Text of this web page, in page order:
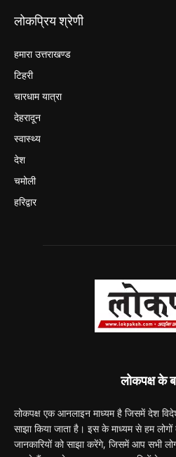
लोकप्रिय श्रेणी
हमारा उत्तराखण्ड
टिहरी
चारधाम यात्रा
देहरादून
स्वास्थ्य
देश
चमोली
हरिद्वार
लोकपक्ष के
लोकपक्ष एक आनलाइन माध्यम है जिसमें देश
साझा किया जाता है। इस के माध्यम से हम
जानकारियों को साझा करेंगे, जिसमें आप सभी